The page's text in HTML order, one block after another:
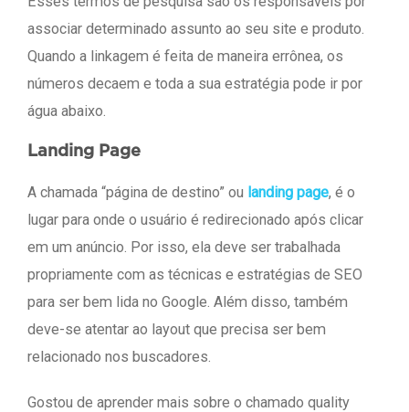
associar determinado assunto ao seu site e produto.
Quando a linkagem é feita de maneira errônea, os
números decaem e toda a sua estratégia pode ir por
água abaixo.
Landing Page
A chamada “página de destino” ou landing page, é o
lugar para onde o usuário é redirecionado após clicar
em um anúncio. Por isso, ela deve ser trabalhada
propriamente com as técnicas e estratégias de SEO
para ser bem lida no Google. Além disso, também
deve-se atentar ao layout que precisa ser bem
relacionado nos buscadores.
Gostou de aprender mais sobre o chamado quality